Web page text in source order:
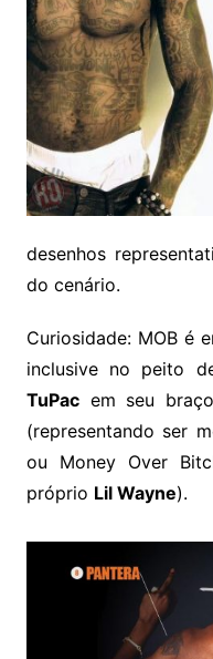
desenhos
do cenário.
Curiosidade: MOB é
inclusive no peito
TuPacem seu
(representando ser
ou Money Over
próprio Lil Wayne).